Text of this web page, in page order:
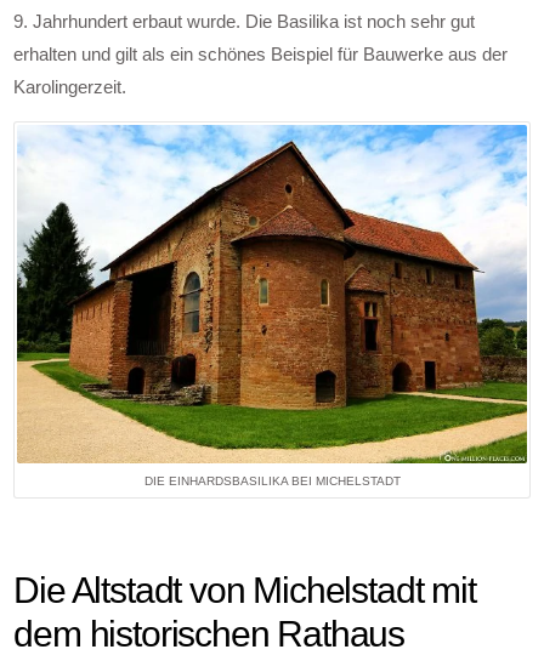
9. Jahrhundert erbaut wurde. Die Basilika ist noch sehr gut
erhalten und gilt als ein schönes Beispiel für Bauwerke aus der
Karolingerzeit.
DIE EINHARDSBASILIKA BEI MICHELSTADT
Die Altstadt von Michelstadt mit
dem historischen Rathaus